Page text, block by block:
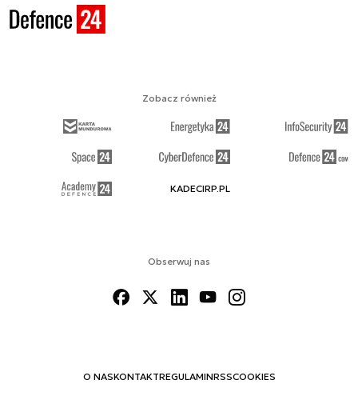
Obserwuj nas
O NASKONTAKTREGULAMINRSSCOOKIES
Zobacz również
KADECIRP.PL